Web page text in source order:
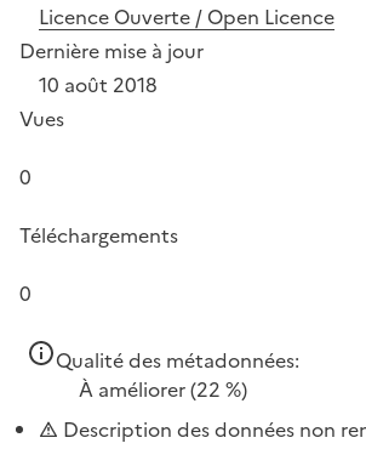
Licence Ouverte / Open Licence
Dernière mise à jour
10 août 2018
Vues
0
Téléchargements
0
Qualité des métadonnées:
À améliorer(22 %)
Description des données non